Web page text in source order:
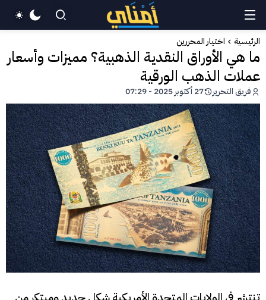
الرئيسية اختيار المحررين
ما هي الأوراق النقدية الذهبية؟ مميزات وأسعار
عملات الذهب الورقية
فريق التحرير 27 أكتوبر 2025 - 07:29